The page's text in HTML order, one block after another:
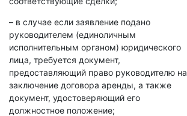
– в случае если заявление подано
руководителем (единоличным
исполнительным органом) юридического
лица, требуется документ,
предоставляющий право руководителю на
заключение договора аренды, а также
документ, удостоверяющий его
должностное положение;